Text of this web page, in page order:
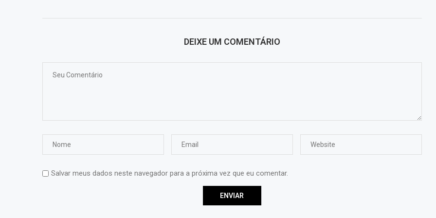
DEIXE UM COMENTÁRIO
Salvar meus dados neste navegador para a próxima vez que eu comentar.